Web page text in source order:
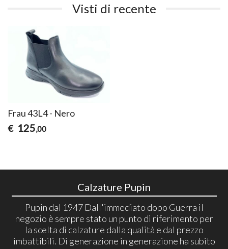
Visti di recente
Frau 43L4 - Nero
€ 125,00
Calzature Pupin
Pupin dal 1947 Dall'immediato dopo Guerra il
negozio è sempre stato un punto di riferimento per
la scelta di calzature dalla qualità e dal prezzo
imbattibili. Di generazione in generazione ha subito